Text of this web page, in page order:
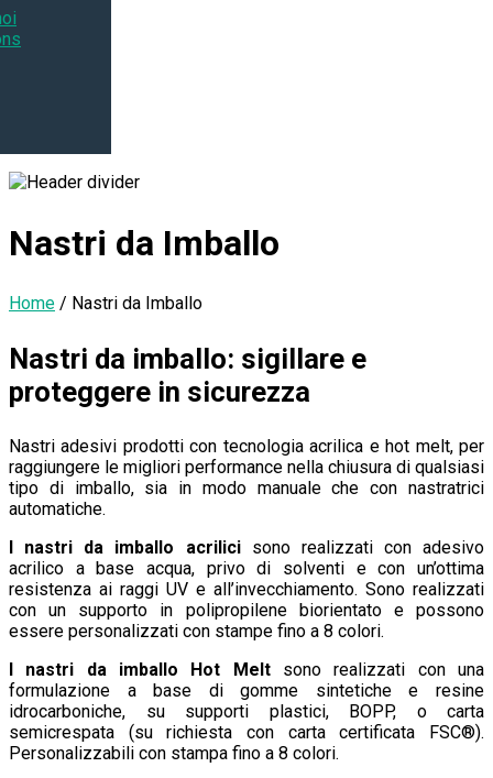
Nastri da Imballo
Home / Nastri da Imballo
Nastri da imballo: sigillare e
proteggere in sicurezza
Nastri adesivi prodotti con tecnologia acrilica e hot melt, per
raggiungere le migliori performance nella chiusura di qualsiasi
tipo di imballo, sia in modo manuale che con nastratrici
automatiche.
I nastri da imballo acrilicisono realizzati con adesivo
acrilico a base acqua, privo di solventi e con un’ottima
resistenza ai raggi UV e all’invecchiamento. Sono realizzati
con un supporto in polipropilene biorientato e possono
essere personalizzati con stampe fino a 8 colori.
I nastri da imballo Hot Meltsono realizzati con una
formulazione a base di gomme sintetiche e resine
idrocarboniche, su supporti plastici, BOPP, o carta
semicrespata (su richiesta con carta certificata FSC®).
Personalizzabili con stampa fino a 8 colori.